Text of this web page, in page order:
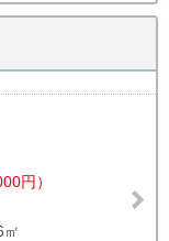
円）